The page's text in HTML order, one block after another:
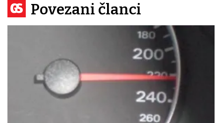
Povezani članci